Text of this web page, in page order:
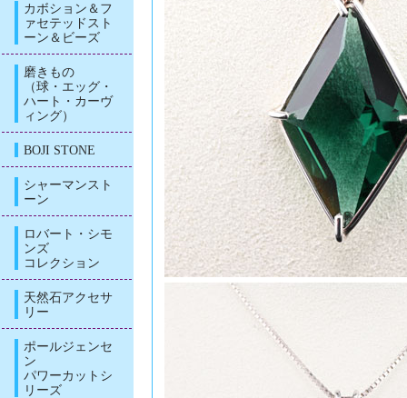
カボション＆フ
ァセテッドスト
ーン＆ビーズ
磨きもの
（球・エッグ・
ハート・カーヴ
ィング）
BOJI STONE
シャーマンスト
ーン
ロバート・シモ
ンズ
コレクション
天然石アクセサ
リー
ポールジェンセ
ン
パワーカットシ
リーズ